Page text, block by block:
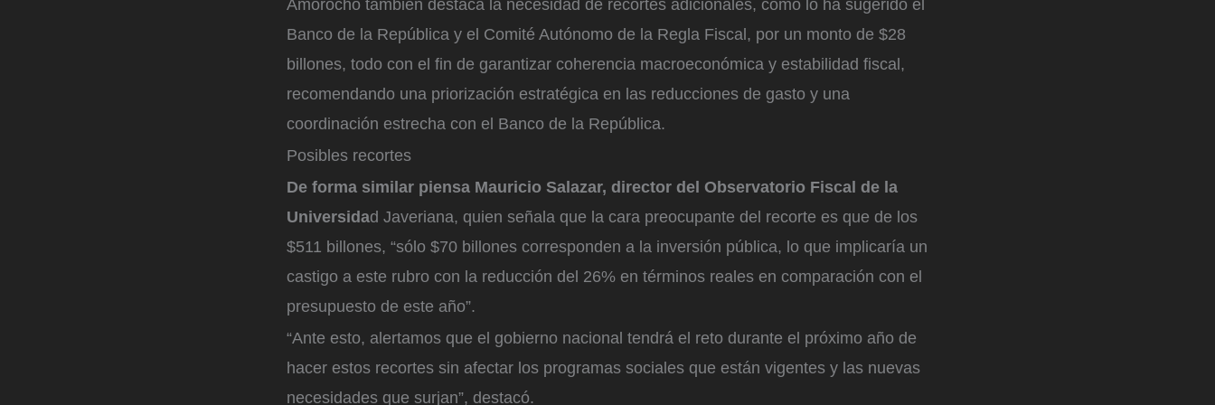
Amorocho también destaca la necesidad de recortes adicionales, como lo ha sugerido el
Banco de la República y el Comité Autónomo de la Regla Fiscal, por un monto de $28
billones, todo con el fin de garantizar coherencia macroeconómica y estabilidad fiscal,
recomendando una priorización estratégica en las reducciones de gasto y una
coordinación estrecha con el Banco de la República.
Posibles recortes
De forma similar piensa Mauricio Salazar, director del Observatorio Fiscal de la
Universidad Javeriana, quien señala que la cara preocupante del recorte es que de los
$511 billones, “sólo $70 billones corresponden a la inversión pública, lo que implicaría un
castigo a este rubro con la reducción del 26% en términos reales en comparación con el
presupuesto de este año”.
“Ante esto, alertamos que el gobierno nacional tendrá el reto durante el próximo año de
hacer estos recortes sin afectar los programas sociales que están vigentes y las nuevas
necesidades que surjan”, destacó.